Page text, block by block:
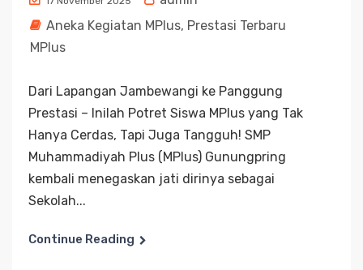
Aneka Kegiatan MPlus, Prestasi Terbaru
MPlus
Dari Lapangan Jambewangi ke Panggung
Prestasi – Inilah Potret Siswa MPlus yang Tak
Hanya Cerdas, Tapi Juga Tangguh! SMP
Muhammadiyah Plus (MPlus) Gunungpring
kembali menegaskan jati dirinya sebagai
Sekolah...
Continue Reading